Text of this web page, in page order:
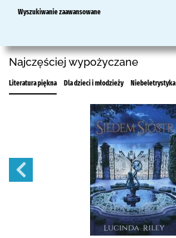
Wyszukiwanie zaawansowane
Najczęściej wypożyczane
Literatura piękna Dla dzieci i młodzieży Niebeletrystyka